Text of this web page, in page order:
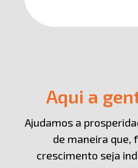
Aqui a
Ajudamos a
de maneira que,
crescimento seja